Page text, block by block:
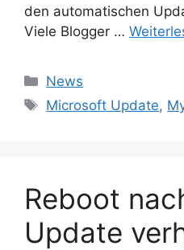
den automatischen
Viele Blogger …
Kategorien
News
Schlagwörter
Microsoft Update,
Reboot
Update